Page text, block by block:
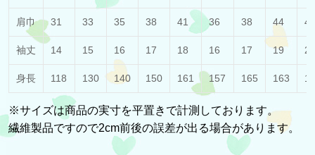
肩巾 31 33 35 38 41 36 38 44 47
袖丈 14 15 16 17 18 16 17 19 20
身長 118 130 140 150 161 157 165 163
※サイズは商品の実寸を平置きで計測しております。
繊維製品ですので2cm前後の誤差が出る場合があります。